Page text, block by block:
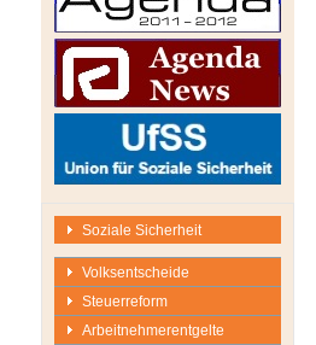
Soziale Sicherheit
Volksentscheide
Steuerreform
Arbeitnehmerentgelte